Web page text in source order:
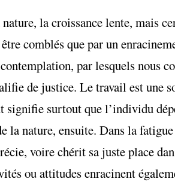
la croissance lente, mais
comblés que par un
par lesquels nous
de justice. Le travail est une
surtout que l’individu
nature, ensuite. Dans la
voire chérit sa juste place
ou attitudes enracinent